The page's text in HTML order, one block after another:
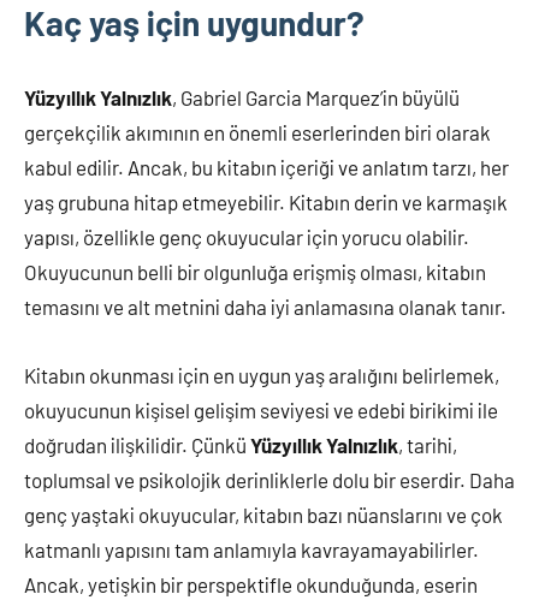
Kaç yaş için uygundur?
Yüzyıllık Yalnızlık, Gabriel Garcia Marquez’in büyülü
gerçekçilik akımının en önemli eserlerinden biri olarak
kabul edilir. Ancak, bu kitabın içeriği ve anlatım tarzı, her
yaş grubuna hitap etmeyebilir. Kitabın derin ve karmaşık
yapısı, özellikle genç okuyucular için yorucu olabilir.
Okuyucunun belli bir olgunluğa erişmiş olması, kitabın
temasını ve alt metnini daha iyi anlamasına olanak tanır.
Kitabın okunması için en uygun yaş aralığını belirlemek,
okuyucunun kişisel gelişim seviyesi ve edebi birikimi ile
doğrudan ilişkilidir. Çünkü Yüzyıllık Yalnızlık, tarihi,
toplumsal ve psikolojik derinliklerle dolu bir eserdir. Daha
genç yaştaki okuyucular, kitabın bazı nüanslarını ve çok
katmanlı yapısını tam anlamıyla kavrayamayabilirler.
Ancak, yetişkin bir perspektifle okunduğunda, eserin